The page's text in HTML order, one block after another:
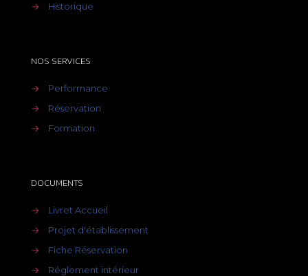
→
Historique
NOS SERVICES
→
Performance
→
Réservation
→
Formation
DOCUMENTS
→
Livret Accueil
→
Projet d'établissement
→
Fiche Réservation
→
Réglement intérieur